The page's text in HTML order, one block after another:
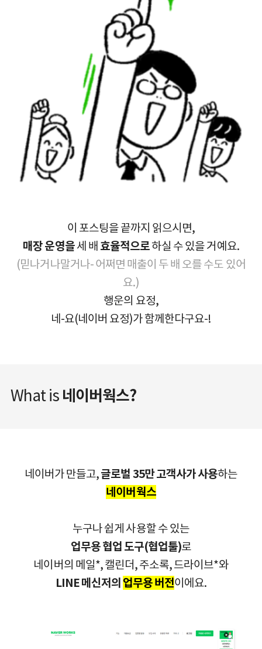
이 포스팅을 끝까지 읽으시면,
매장 운영을세 배 효율적으로하실 수 있을 거예요.
(믿나거나말거나- 어쩌면 매출이 두 배 오를 수도 있어
요.)
행운의 요정,
네-요(네이버 요정)가 함께한다구요-!
What is 네이버웍스?
네이버가 만들고,글로벌 35만 고객사가 사용하는
네이버웍스
누구나 쉽게 사용할 수 있는
업무용 협업 도구(협업툴)로
네이버의 메일*, 캘린더, 주소록, 드라이브*와
LINE 메신저의 업무용 버전이에요.